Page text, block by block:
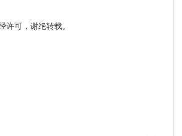
可，谢绝转载。